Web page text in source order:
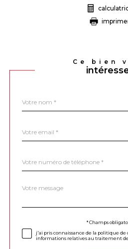
Ce bien
par
*
*
*
Fieldset
Message
*
* Champs
j'ai pris connaissance de la politique
informations relatives au traitement